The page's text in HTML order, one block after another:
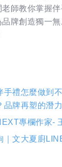
師教你掌握
牌創造獨一無
手禮怎麼做到
品牌再塑的潛
專欄作家-
｜文大夏廚